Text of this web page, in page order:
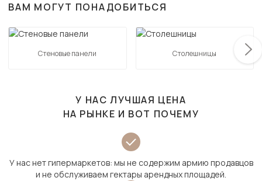
ВАМ МОГУТ ПОНАДОБИТЬСЯ
Стеновые панели Столешницы
У НАС ЛУЧШАЯ ЦЕНА
НА РЫНКЕ И ВОТ ПОЧЕМУ
У нас нет гипермаркетов: мы не содержим армию продавцов
и не обслуживаем гектары арендных площадей.